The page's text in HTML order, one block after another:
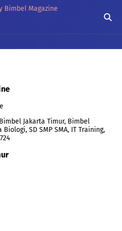
Jakarta Timur, Bimbel
SD SMP SMA, IT Training,